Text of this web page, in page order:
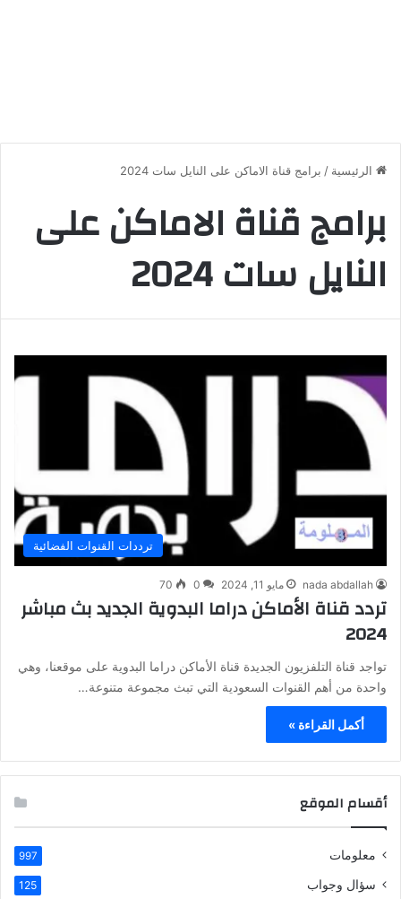
الرئيسية / برامج قناة الاماكن على النايل سات 2024
برامج قناة الاماكن على
النايل سات 2024
ترددات القنوات الفضائية
nada abdallah مايو 11, 2024 0
70
تردد قناة الأماكن دراما البدوية الجديد بث مباشر
2024
تواجد قناة التلفزيون الجديدة قناة الأماكن دراما البدوية على موقعنا، وهي
واحدة من أهم القنوات السعودية التي تبث مجموعة متنوعة…
أكمل القراءة »
أقسام الموقع
معلومات 997
سؤال وجواب 125